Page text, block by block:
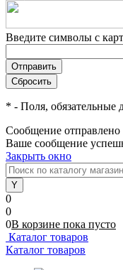
Введите символы с
* - Поля, обязательные
Сообщение отправлено
Ваше сообщение
Закрыть окно
0
0
0В корзине пока пусто
Каталог товаров
Каталог товаров